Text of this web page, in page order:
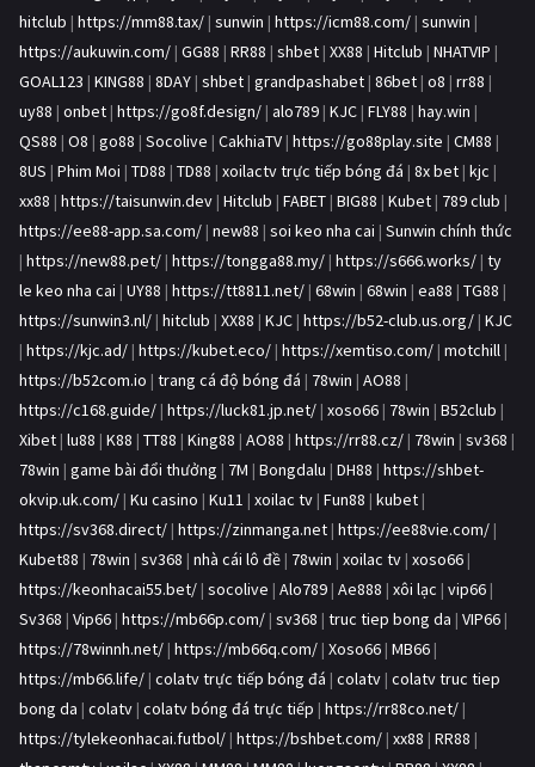
hitclub | https://mm88.tax/ | sunwin | https://icm88.com/ | sunwin |
https://aukuwin.com/ | GG88 | RR88 | shbet | XX88 | Hitclub | NHATVIP |
GOAL123 | KING88 | 8DAY | shbet | grandpashabet | 86bet | o8 | rr88 |
uy88 | onbet | https://go8f.design/ | alo789 | KJC | FLY88 | hay.win |
QS88 | O8 | go88 | Socolive | CakhiaTV | https://go88play.site | CM88 |
8US | Phim Moi | TD88 | TD88 | xoilactv trực tiếp bóng đá | 8x bet | kjc |
xx88 | https://taisunwin.dev | Hitclub | FABET | BIG88 | Kubet | 789 club |
https://ee88-app.sa.com/ | new88 | soi keo nha cai | Sunwin chính thức
| https://new88.pet/ | https://tongga88.my/ | https://s666.works/ | ty
le keo nha cai | UY88 | https://tt8811.net/ | 68win | 68win | ea88 | TG88 |
https://sunwin3.nl/ | hitclub | XX88 | KJC | https://b52-club.us.org/ | KJC
| https://kjc.ad/ | https://kubet.eco/ | https://xemtiso.com/ | motchill |
https://b52com.io | trang cá độ bóng đá | 78win | AO88 |
https://c168.guide/ | https://luck81.jp.net/ | xoso66 | 78win | B52club |
Xibet | lu88 | K88 | TT88 | King88 | AO88 | https://rr88.cz/ | 78win | sv368 |
78win | game bài đổi thưởng | 7M | Bongdalu | DH88 | https://shbet-
okvip.uk.com/ | Ku casino | Ku11 | xoilac tv | Fun88 | kubet |
https://sv368.direct/ | https://zinmanga.net | https://ee88vie.com/ |
Kubet88 | 78win | sv368 | nhà cái lô đề | 78win | xoilac tv | xoso66 |
https://keonhacai55.bet/ | socolive | Alo789 | Ae888 | xôi lạc | vip66 |
Sv368 | Vip66 | https://mb66p.com/ | sv368 | truc tiep bong da | VIP66 |
https://78winnh.net/ | https://mb66q.com/ | Xoso66 | MB66 |
https://mb66.life/ | colatv trực tiếp bóng đá | colatv | colatv truc tiep
bong da | colatv | colatv bóng đá trực tiếp | https://rr88co.net/ |
https://tylekeonhacai.futbol/ | https://bshbet.com/ | xx88 | RR88 |